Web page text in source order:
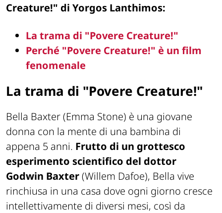
Creature!" di Yorgos Lanthimos:
La trama di "Povere Creature!"
Perché "Povere Creature!" è un film
fenomenale
La trama di "Povere Creature!"
Bella Baxter (Emma Stone) è una giovane
donna con la mente di una bambina di
appena 5 anni. Frutto di un grottesco
esperimento scientifico del dottor
Godwin Baxter(Willem Dafoe), Bella vive
rinchiusa in una casa dove ogni giorno cresce
intellettivamente di diversi mesi, così da